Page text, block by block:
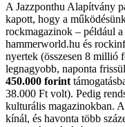
A Jazzponthu Alapítvány
kapott, hogy a
rockmagazinok – például
hammerworld.hu és
nyertek (összesen 8 millió
legnagyobb, naponta
450.000 forint
38.000 Ft volt). Pedig
kulturális magazinokban.
kínál, és havonta több